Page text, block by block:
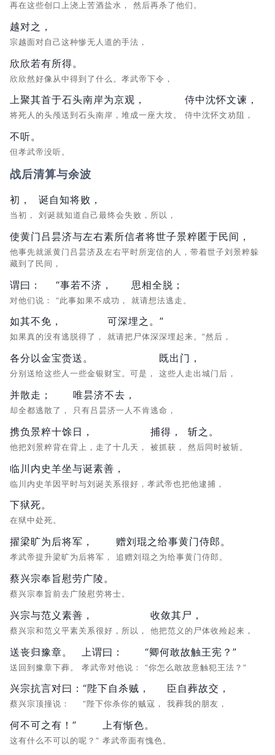
再在这些创口上浇上苦酒盐水， 然后再杀了他们。
越对之，
宗越面对自己这种惨无人道的手法，
欣欣若有所得。
欣欣然好像从中得到了什么。孝武帝下令，
上聚其首于石头南岸为京观，
将死人的头颅送到石头南岸，堆成一座大坟。
侍中沈怀文谏，
侍中沈怀文劝阻，
不听。
但孝武帝没听。
战后清算与余波
初，
当初，
诞自知将败，
刘诞就知道自己最终会失败，所以，
使黄门吕昙济与左右素所信者将世子景粹匿于民间，
他事先就派黄门吕昙济及左右平时所宠信的人，带着世子刘景粹躲
藏到了民间，
谓曰：
对他们说：
“事若不济，
“此事如果不成功，
思相全脱；
就请想法逃走。
如其不免，
如果真的没有逃脱得了，
可深埋之。”
就请把尸体深深埋起来。”然后，
各分以金宝赍送。
分别送给这些人一些金银财宝。可是，
既出门，
这些人走出城门后，
并散走；
却全都逃散了，
唯昙济不去，
只有吕昙济一人不肯逃命，
携负景粹十馀日，
他把刘景粹背在背上，走了十几天，
捕得，
被抓获，
斩之。
然后同时被斩。
临川内史羊坐与诞素善，
临川内史羊因平时与刘诞关系很好，孝武帝也把他逮捕，
下狱死。
在狱中处死。
擢梁旷为后将军，
孝武帝提升梁旷为后将军，
赠刘琨之给事黄门侍郎。
追赠刘琨之为给事黄门侍郎。
蔡兴宗奉旨慰劳广陵。
蔡兴宗奉旨前去广陵慰劳将士。
兴宗与范义素善，
蔡兴宗和范义平素关系很好，所以，
收敛其尸，
他把范义的尸体收殓起来，
送丧归豫章。
送回到豫章下葬。
上谓曰：
孝武帝对他说：
“卿何敢故触王宪？”
“你怎么敢故意触犯王法？”
兴宗抗言对曰：
蔡兴宗顶撞说：
“陛下自杀贼，
“陛下你杀你的贼寇，
臣自葬故交，
我葬我的朋友，
何不可之有！”
这有什么不可以的呢？”
上有惭色。
孝武帝面有愧色。